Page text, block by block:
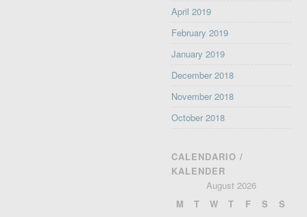
April 2019
February 2019
January 2019
December 2018
November 2018
October 2018
CALENDARIO /
KALENDER
August 2026
M
T W T F S
S